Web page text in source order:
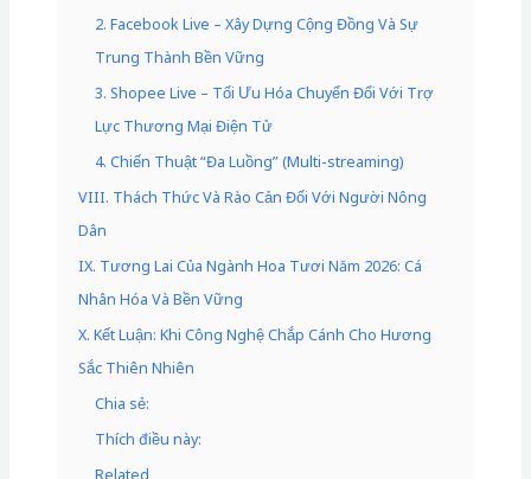
2. Facebook Live – Xây Dựng Cộng Đồng Và Sự
Trung Thành Bền Vững
3. Shopee Live – Tối Ưu Hóa Chuyển Đổi Với Trợ
Lực Thương Mại Điện Tử
4. Chiến Thuật “Đa Luồng” (Multi-streaming)
VIII. Thách Thức Và Rào Cản Đối Với Người Nông
Dân
IX. Tương Lai Của Ngành Hoa Tươi Năm 2026: Cá
Nhân Hóa Và Bền Vững
X. Kết Luận: Khi Công Nghệ Chắp Cánh Cho Hương
Sắc Thiên Nhiên
Chia sẻ:
Thích điều này:
Related